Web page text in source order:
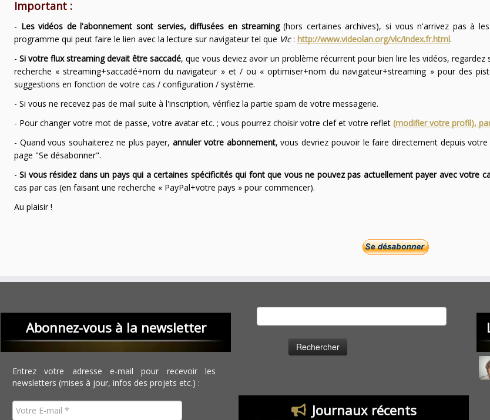
Important :
- Les vidéos de l'abonnement sont servies, diffusées en streaming(hors certaines archives), si vous n'arrivez pas à
programme qui peut faire le lien avec la lecture sur navigateur tel que Vlc: http://www.videolan.org/vlc/index.fr.html.
- Si votre flux streaming devait être saccadé, que vous deviez avoir un problème récurrent pour bien lire les vidéos,
recherche « streaming+saccadé+nom du navigateur » et / ou « optimiser+nom du navigateur+streaming » pour des
suggestions en fonction de votre cas / configuration / système.
- Si vous ne recevez pas de mail suite à l'inscription, vérifiez la partie spam de votre messagerie.
- Pour changer votre mot de passe, votre avatar etc. ; vous pourrez choisir votre clef et votre reflet (modifier votre profil),
- Quand vous souhaiterez ne plus payer,annuler votre abonnement, vous devriez pouvoir le faire directement depuis
page "Se désabonner".
-Si vous résidez dans un pays qui a certaines spécificités qui font que vous ne pouvez pas actuellement payer avec votre
cas par cas (en faisant une recherche « PayPal+votre pays » pour commencer).
Au plaisir !
Abonnez-vous à la newsletter
Entrez votre adresse e-mail pour recevoir les
newsletters (mises à jour, infos des projets etc.) :
Journaux récents